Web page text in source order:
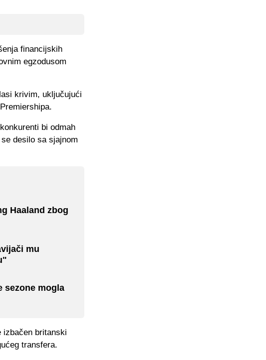
financijskih
egzodusom
krivim, uključujući
bi odmah
desilo sa sjajnom
Haaland zbog
mu
sezone mogla
izbačen britanski
transfera.